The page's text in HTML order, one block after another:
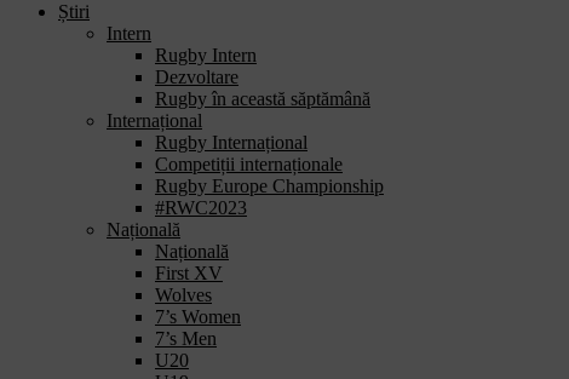
Știri
Intern
Rugby Intern
Dezvoltare
Rugby în această săptămână
Internațional
Rugby Internațional
Competiții internaționale
Rugby Europe Championship
#RWC2023
Națională
Națională
First XV
Wolves
7’s Women
7’s Men
U20